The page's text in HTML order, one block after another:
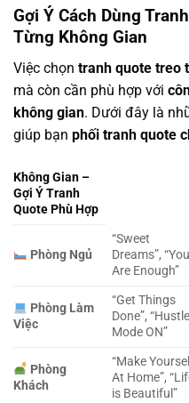
Gợi Ý Cách Dùng
Từng Không Gian
Việc chọn tranh quote treo
mà còn cần phù hợp với
không gian. Dưới đây là
giúp bạn phối tranh quote
Không Gian –
Gợi Ý Tranh
Quote Phù Hợp
Phòng Ngủ
“Sweet
Dreams”, “You
Are Enough”
Phòng Làm
Việc
“Get Things
Done”, “Hustle
Mode ON”
Phòng
Khách
“Make
At Home”,
is Beautiful”